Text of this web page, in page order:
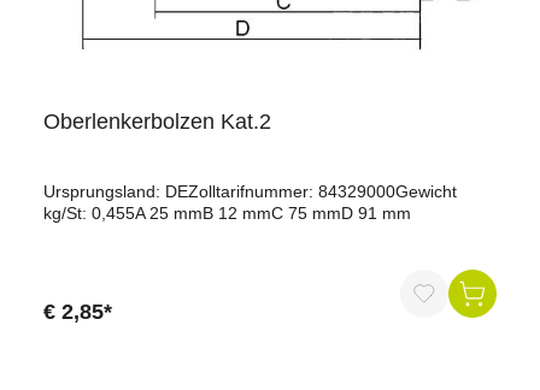
Oberlenkerbolzen Kat.2
Ursprungsland: DEZolltarifnummer: 84329000Gewicht
kg/St: 0,455A 25 mmB 12 mmC 75 mmD 91 mm
€ 2,85*